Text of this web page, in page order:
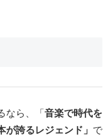
なら、「 音楽で時代を
誇るレジェンド」 で